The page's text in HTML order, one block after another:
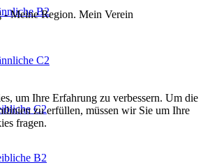
B2
C2
C2
B2
Meine Region. Mein Verein
um Ihre Erfahrung zu verbessern. Um die
zu erfüllen, müssen wir Sie um Ihre
fragen.